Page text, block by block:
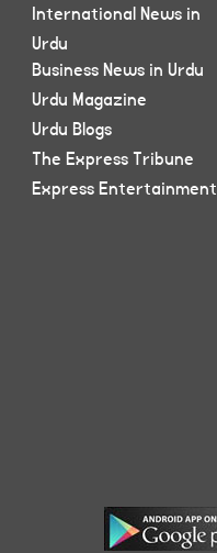
International News in
Urdu
Business News in Urdu
Urdu Magazine
Urdu Blogs
The Express Tribune
Express Entertainment